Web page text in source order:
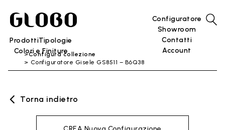
ProdottiTipologie
Colori e Finiture
Configuratore
Showroom
Contatti
Account
Configura collezione
Configuratore Gisele GS8511 – B6Q38
Torna indietro